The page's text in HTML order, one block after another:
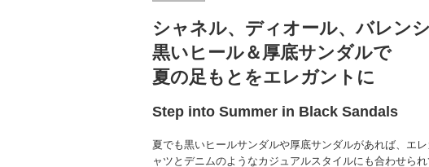
シャネル、ディオール、バレン
黒いヒール＆厚底サンダルで
夏の足もとをエレガントに
Step into Summer in Black Sandals
夏でも黒いヒールサンダルや厚底サンダルがあれば、エ
ャツとデニムのようなカジュアルスタイルにも合わせら